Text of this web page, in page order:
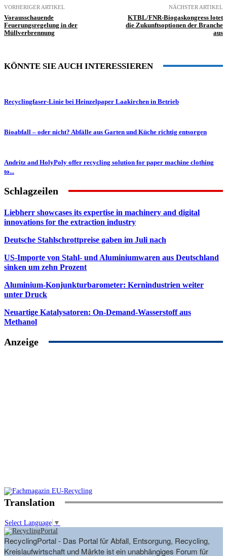
VORHERIGER ARTIKEL
Vorausschauende
Feuerungsregelung in der
Müllverbrennung
NÄCHSTER ARTIKEL
KTBL/FNR-Biogaskongress lotet
die Zukunftsoptionen der Branche
aus
KÖNNTE SIE AUCH INTERESSIEREN
Recyclingfaser-Linie bei Heinzelpaper Laakirchen in Betrieb
Bioabfall – oder nicht? Abfälle aus Garten und Küche richtig entsorgen
Andritz and HolyPoly offer recycling solution for paper machine clothing
to...
Schlagzeilen
Liebherr showcases its expertise in machinery and digital
innovations for the extraction industry
Deutsche Stahlschrottpreise gaben im Juli nach
US-Importe von Stahl- und Aluminiumwaren aus Deutschland
sinken um zehn Prozent
Aluminium-Konjunkturbarometer: Kernindustrien weiter
unter Druck
Neuartige Katalysatoren: On-Demand-Wasserstoff aus
Methanol
Anzeige
Translation
Select Language ▼
RecyclingPortal - Das Portal für Abfall, Entsorgung, Recycling,
Kreislaufwirtschaft und Märkte ist ein unabhängiges Forum für